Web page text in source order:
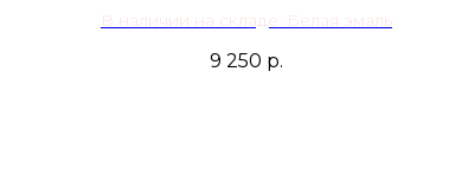
В наличии на складе: Белая эмаль
9 250 р.